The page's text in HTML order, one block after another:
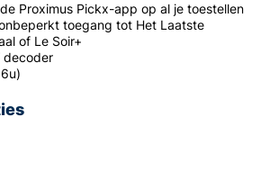
Proximus Pickx-app op al je toestellen
toegang tot Het Laatste
of Le Soir+
decoder